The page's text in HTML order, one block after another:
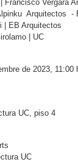
Francisco Vergara
Arquitectos -
| EB Arquitectos
| UC
de 2023,
UC, piso 4
UC